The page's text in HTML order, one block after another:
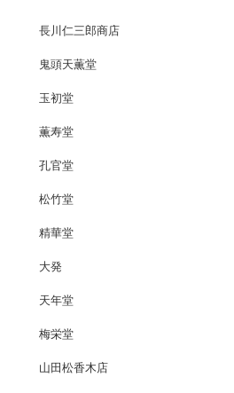
長川仁三郎商店
鬼頭天薫堂
玉初堂
薫寿堂
孔官堂
松竹堂
精華堂
大発
天年堂
梅栄堂
山田松香木店